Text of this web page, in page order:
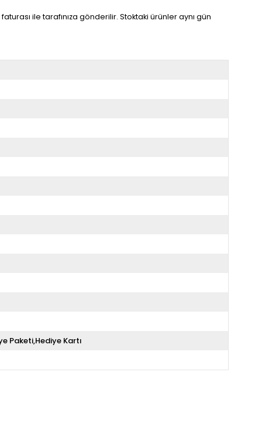
ile tarafınıza gönderilir. Stoktaki ürünler aynı gün
Paketi,Hediye Kartı